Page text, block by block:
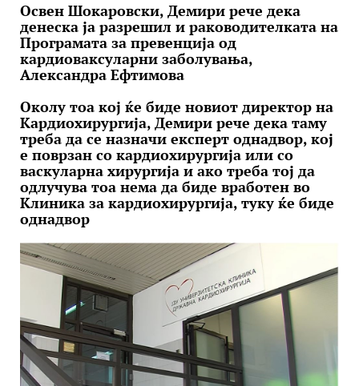
Освен Шокаровски, Демири рече дека
денеска ја разрешил и раководителката на
Програмата за превенција од
кардиоваксуларни заболувања,
Александра Ефтимова
Околу тоа кој ќе биде новиот директор на
Кардиохирургија, Демири рече дека таму
треба да се назначи експерт однадвор, кој
е поврзан со кардиохирургија или со
васкуларна хирургија и ако треба тој да
одлучува тоа нема да биде вработен во
Клиника за кардиохирургија, туку ќе биде
однадвор